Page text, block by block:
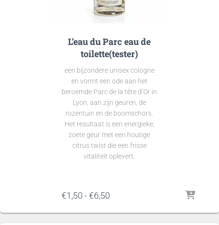
L’eau du Parc eau de
toilette(tester)
een bijzondere unisex cologne
en vormt een ode aan het
beroemde Parc de la tête d’Or in
Lyon, aan zijn geuren, de
rozentuin en de boomschors.
Het resultaat is een energieke,
zoete geur met een houtige
citrus twist die een frisse
vitaliteit oplevert.
€1,50 - €6,50Prijsklasse:
tot